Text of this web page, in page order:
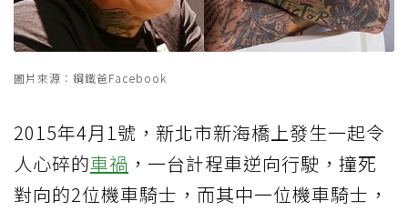
圖片來源：鋼鐵爸Facebook
2015年4月1號，新北市新海橋上發生一起令
人心碎的車禍 ，一台計程車逆向行駛，撞死
對向的2位機車騎士，而其中一位機車騎士，